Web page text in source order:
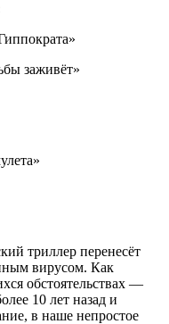
заживёт»
триллер перенесёт
вирусом. Как
обстоятельствах —
10 лет назад и
в наше непростое